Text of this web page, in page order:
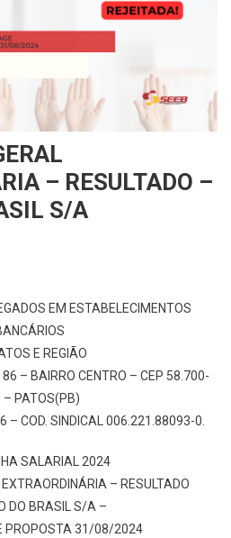
– RESULTADO –
S/A
EM ESTABELECIMENTOS
E REGIÃO
– BAIRRO CENTRO – CEP 58.700-
– PATOS(PB)
COD. SINDICAL 006.221.88093-0.
SALARIAL 2024
– RESULTADO
DO BRASIL S/A –
PROPOSTA 31/08/2024